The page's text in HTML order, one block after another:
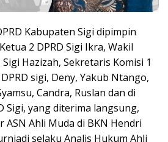
Kabupaten Sigi dipimpin
2 DPRD Sigi Ikra, Wakil
Hazizah, Sekretaris Komisi 1
sigi, Deny, Yakub Ntango,
Candra, Ruslan dan di
Sigi, yang diterima langsung,
Ahli Muda di BKN Hendri
selaku Analis Hukum Ahli